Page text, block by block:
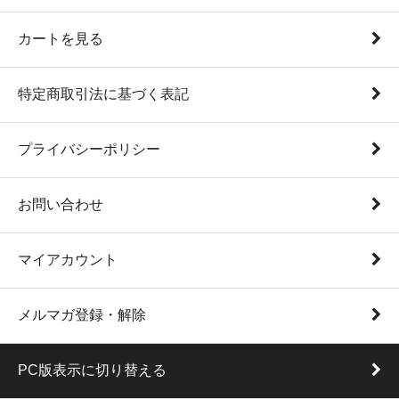
カートを見る
特定商取引法に基づく表記
プライバシーポリシー
お問い合わせ
マイアカウント
メルマガ登録・解除
PC版表示に切り替える